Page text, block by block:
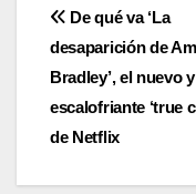
de
entradas
De qué va ‘La
desaparición de
Bradley’, el nuevo y
escalofriante ‘true
de Netflix